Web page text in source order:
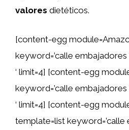
valores dietéticos.
[content-egg
keyword=’calle
‘ limit=4] [content-egg
keyword=’calle
‘ limit=4] [content-egg
template=list